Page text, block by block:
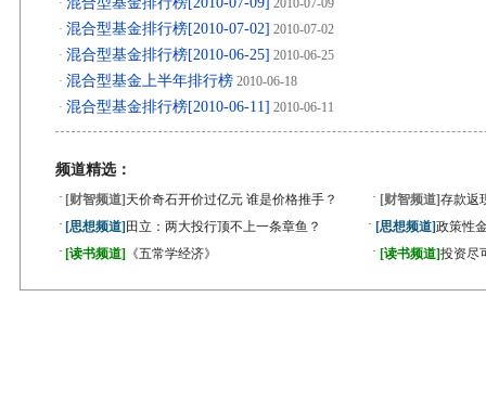
·
2010-07-09
· 混合型基金排行榜[2010-07-02] 2010-07-02
· 混合型基金排行榜[2010-06-25] 2010-06-25
· 混合型基金上半年排行榜 2010-06-18
· 混合型基金排行榜[2010-06-11] 2010-06-11
频道精选：
· [财智频道] 天价奇石开价过亿元 谁是价格推手？ · [财智频道]存款返
· [思想频道] 田立：两大投行顶不上一条章鱼？ · [思想频道]政策性
· [读书频道] 《五常学经济》 · [读书频道]投资尽